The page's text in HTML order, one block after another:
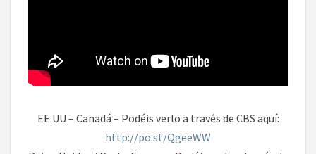
EE.UU – Canadá – Podéis verlo a través de CBS aquí:
http://po.st/QgeeWW